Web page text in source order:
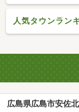
人気タウンラン
広島県広島市安佐